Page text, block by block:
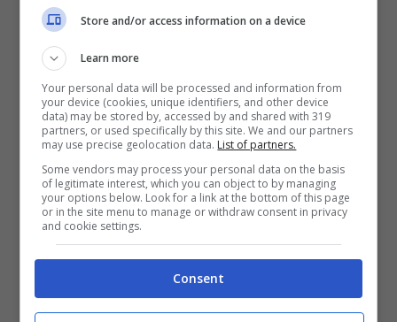
La finale del Festival della Canzone
Cristiana
Venturi e Valentina Spampinato. Il super
ospite di questa ultimo appuntamento
della kermesse canora è stato Vittorio
Sgarbi, in collegamento video perché
risultato positivo proprio pochi giorni
prima di arrivare a Sanremo per
partecipare all’altro Festival.
Store and/or access information on a device
Learn more
Your personal data will be processed and information from
your device (cookies, unique identifiers, and other device
data) may be stored by, accessed by and shared with 319
partners, or used specifically by this site. We and our partners
may use precise geolocation data. List of partners.
Some vendors may process your personal data on the basis
of legitimate interest, which you can object to by managing
your options below. Look for a link at the bottom of this page
or in the site menu to manage or withdraw consent in privacy
and cookie settings.
Consent